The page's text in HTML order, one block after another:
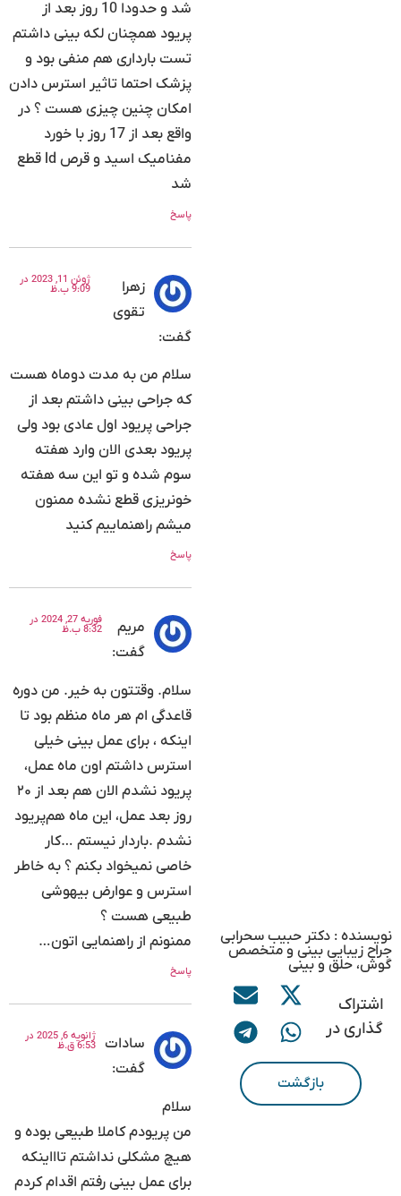
نویسنده : دکتر حبیب سحرابی
جراح زیبایی بینی و متخصص
گوش، حلق و بینی
اشتراک
گذاری در
بازگشت
شد و حدودا 10 روز بعد از
پریود همچنان لکه بینی داشتم
تست بارداری هم منفی بود و
پزشک احتما تاثیر استرس دادن
امکان چنین چیزی هست ؟ در
واقع بعد از 17 روز با خورد
مفنامیک اسید و قرص ld قطع
شد
پاسخ
زهرا
تقوی
گفت:
ژوئن 11, 2023 در
9:09 ب.ظ
سلام من به مدت دوماه هست
که جراحی بینی داشتم بعد از
جراحی پریود اول عادی بود ولی
پریود بعدی الان وارد هفته
سوم شده و تو این سه هفته
خونریزی قطع نشده ممنون
میشم راهنماییم کنید
پاسخ
مریم‌
گفت:
فوریه 27, 2024 در
8:32 ب.ظ
سلام. وقتتون به خیر. من دوره
قاعدگی ام هر ماه منظم بود تا
اینکه ، برای عمل بینی خیلی
استرس داشتم اون ماه عمل،
پریود نشدم الان هم بعد از ۲۰
روز بعد عمل، این ماه هم‌پریود
نشدم .باردار نیستم …کار
خاصی نمیخواد بکنم ؟ به خاطر
استرس و عوارض بیهوشی
طبیعی هست ؟‌
ممنونم از راهنمایی اتون…
پاسخ
سادات
گفت:
ژانویه 6, 2025 در
6:53 ق.ظ
سلام
من پریودم کاملا طبیعی بوده و
هیچ مشکلی نداشتم تاااینکه
برای عمل بینی رفتم اقدام کردم